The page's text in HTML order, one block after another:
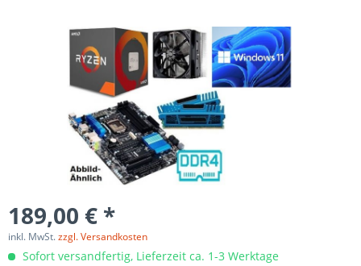
189,00 € *
inkl. MwSt.zzgl. Versandkosten
Sofort versandfertig, Lieferzeit ca. 1-3 Werktage